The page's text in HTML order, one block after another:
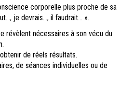
corporelle plus proche de sa
je devrais…, il faudrait… ».
révèlent nécessaires à son vécu du
de réels résultats.
de séances individuelles ou de